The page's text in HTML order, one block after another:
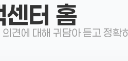
센터 홈
견에 대해 귀담아 듣고 정확